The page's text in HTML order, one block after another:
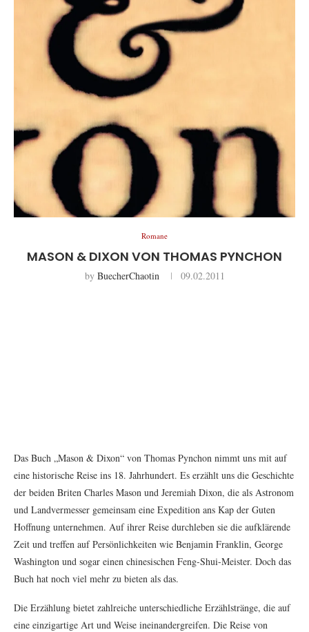
Romane
MASON & DIXON VON THOMAS PYNCHON
by BuecherChaotin 09.02.2011
Das Buch „Mason & Dixon“ von Thomas Pynchon nimmt uns mit auf
eine historische Reise ins 18. Jahrhundert. Es erzählt uns die Geschichte
der beiden Briten Charles Mason und Jeremiah Dixon, die als Astronom
und Landvermesser gemeinsam eine Expedition ans Kap der Guten
Hoffnung unternehmen. Auf ihrer Reise durchleben sie die aufklärende
Zeit und treffen auf Persönlichkeiten wie Benjamin Franklin, George
Washington und sogar einen chinesischen Feng-Shui-Meister. Doch das
Buch hat noch viel mehr zu bieten als das.
Die Erzählung bietet zahlreiche unterschiedliche Erzählstränge, die auf
eine einzigartige Art und Weise ineinandergreifen. Die Reise von